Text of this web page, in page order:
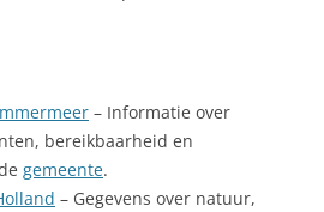
– Informatie over
bereikbaarheid en
gemeente.
– Gegevens over natuur,